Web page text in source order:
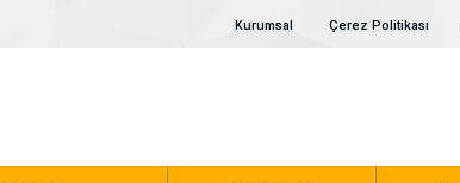
Kurumsal Çerez Politikası